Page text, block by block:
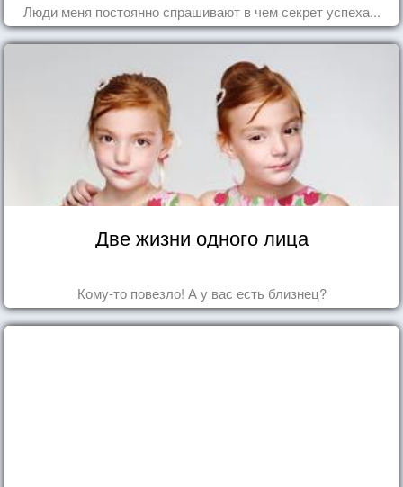
Люди меня постоянно спрашивают в чем секрет успеха...
Две жизни одного лица
Кому-то повезло! А у вас есть близнец?